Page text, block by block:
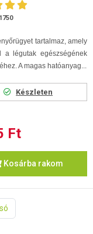
tartalmaz, amely
a légutak egészségének
A magas hatóanyag...
Készleten
Ft
Kosárba rakom